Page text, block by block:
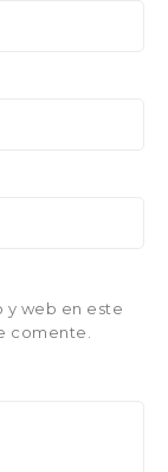
y web en este
comente.